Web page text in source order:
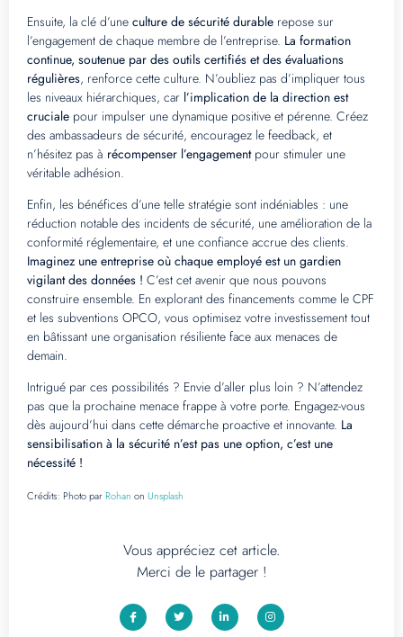
Ensuite, la clé d’une culture de sécurité durable repose sur
l’engagement de chaque membre de l’entreprise. La formation
continue, soutenue par des outils certifiés et des évaluations
régulières, renforce cette culture. N’oubliez pas d’impliquer tous
les niveaux hiérarchiques, car l’implication de la direction est
cruciale pour impulser une dynamique positive et pérenne. Créez
des ambassadeurs de sécurité, encouragez le feedback, et
n’hésitez pas à récompenser l’engagementpour stimuler une
véritable adhésion.
Enfin, les bénéfices d’une telle stratégie sont indéniables : une
réduction notable des incidents de sécurité, une amélioration de la
conformité réglementaire, et une confiance accrue des clients.
Imaginez une entreprise où chaque employé est un gardien
vigilant des données ! C’est cet avenir que nous pouvons
construire ensemble. En explorant des financements comme le CPF
et les subventions OPCO, vous optimisez votre investissement tout
en bâtissant une organisation résiliente face aux menaces de
demain.
Intrigué par ces possibilités ? Envie d’aller plus loin ? N’attendez
pas que la prochaine menace frappe à votre porte. Engagez-vous
dès aujourd’hui dans cette démarche proactive et innovante. La
sensibilisation à la sécurité n’est pas une option, c’est une
nécessité !
Crédits: Photo par Rohan on Unsplash
Vous appréciez cet article.
Merci de le partager !